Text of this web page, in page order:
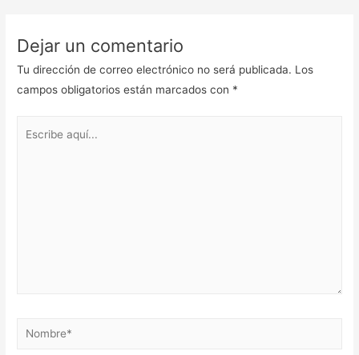
Dejar un comentario
Tu dirección de correo electrónico no será publicada. Los
campos obligatorios están marcados con *
Nombre*